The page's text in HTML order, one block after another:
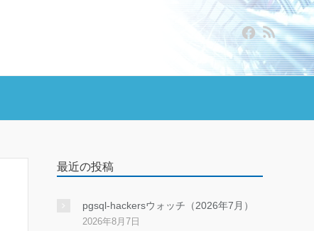
最近の投稿
pgsql-hackersウォッチ（2026年7月）
2026年8月7日